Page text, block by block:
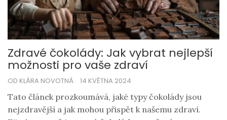
Zdravé čokolády: Jak vybrat nejlepší
možnosti pro vaše zdraví
OD KLÁRA NOVOTNÁ 14 KVĚTNA 2024
Tato článek prozkoumává, jaké typy čokolády jsou
nejzdravější a jak mohou přispět k našemu zdraví.